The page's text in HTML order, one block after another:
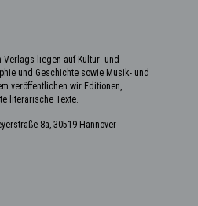
Verlags liegen auf Kultur- und
und Geschichte sowie Musik- und
veröffentlichen wir Editionen,
literarische Texte.
8a, 30519 Hannover